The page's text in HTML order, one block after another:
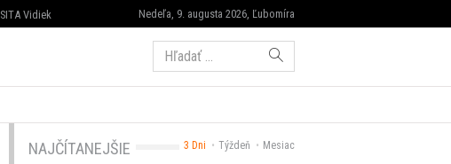
Nedeľa, 9. augusta 2026, Ľubomíra
SITA Vidiek
Hľadať:
3 Dni Týždeň Mesiac
NAJČÍTANEJŠIE